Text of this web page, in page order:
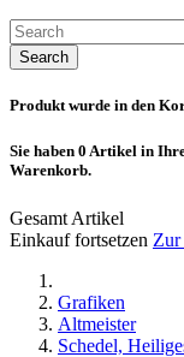
Search
Produkt wurde in den
Sie haben 0 Artikel in
Warenkorb.
Gesamt Artikel
Einkauf fortsetzen Zur
Grafiken
Altmeister
Schedel,